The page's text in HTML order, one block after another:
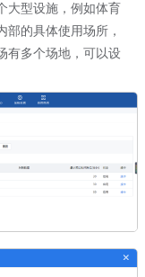
大型设施，例如体育
的具体使用场所，
有多个场地，可以设